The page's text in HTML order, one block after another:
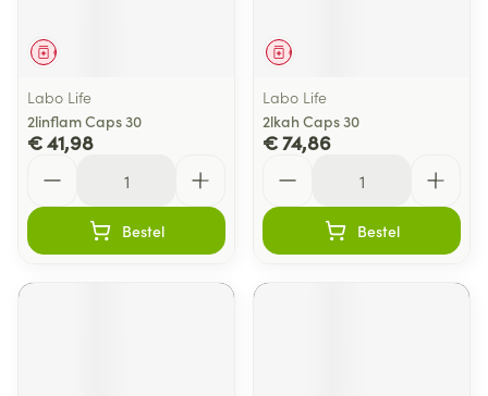
Geneesmiddel
Labo Life
2linflam Caps 30
€ 41,98
Bestel
Geneesmiddel
Labo Life
2lkah Caps 30
€ 74,86
Bestel